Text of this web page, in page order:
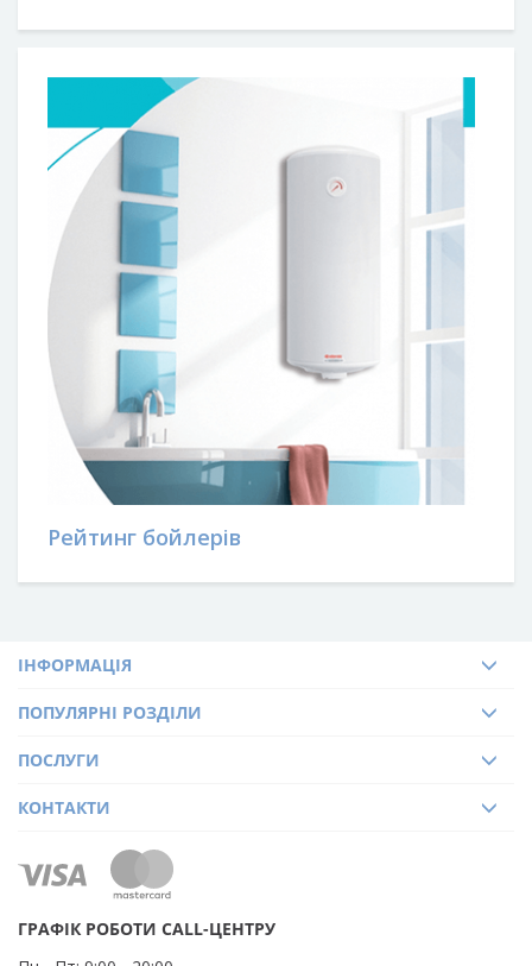
Рейтинг бойлерів
ІНФОРМАЦІЯ
ПОПУЛЯРНІ РОЗДІЛИ
ПОСЛУГИ
ГРАФІК РОБОТИ CALL-ЦЕНТРУ
КОНТАКТИ
ЗВ'ЯЗКУ